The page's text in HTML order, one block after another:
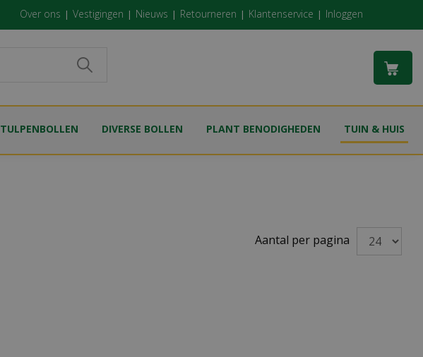
Over ons Vestigingen Nieuws Retourneren Klantenservice Inloggen
TULPENBOLLEN DIVERSE BOLLEN PLANT BENODIGHEDEN TUIN & HUIS
Aantal per pagina